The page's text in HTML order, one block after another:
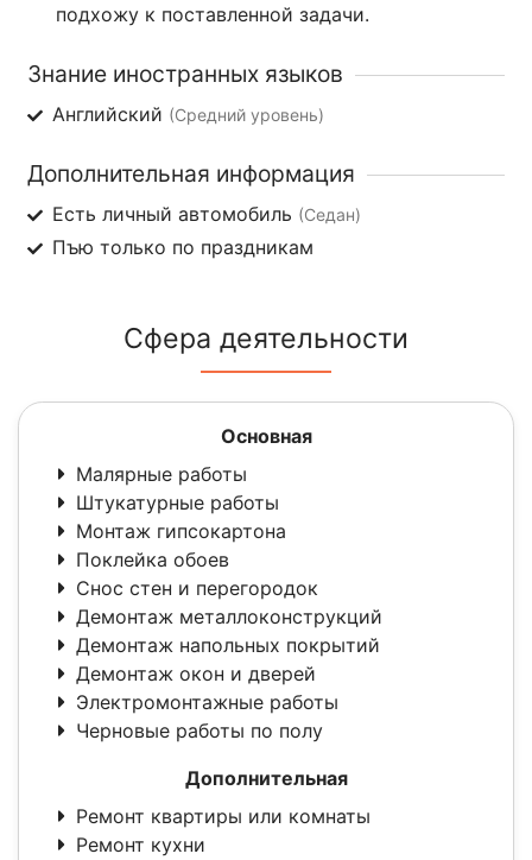
подхожу к поставленной задачи.
Знание иностранных языков
Английский (Средний уровень)
Дополнительная информация
Есть личный автомобиль (Седан)
Пъю только по праздникам
Сфера деятельности
Основная
Малярные работы
Штукатурные работы
Монтаж гипсокартона
Поклейка обоев
Снос стен и перегородок
Демонтаж металлоконструкций
Демонтаж напольных покрытий
Демонтаж окон и дверей
Электромонтажные работы
Черновые работы по полу
Дополнительная
Ремонт квартиры или комнаты
Ремонт кухни